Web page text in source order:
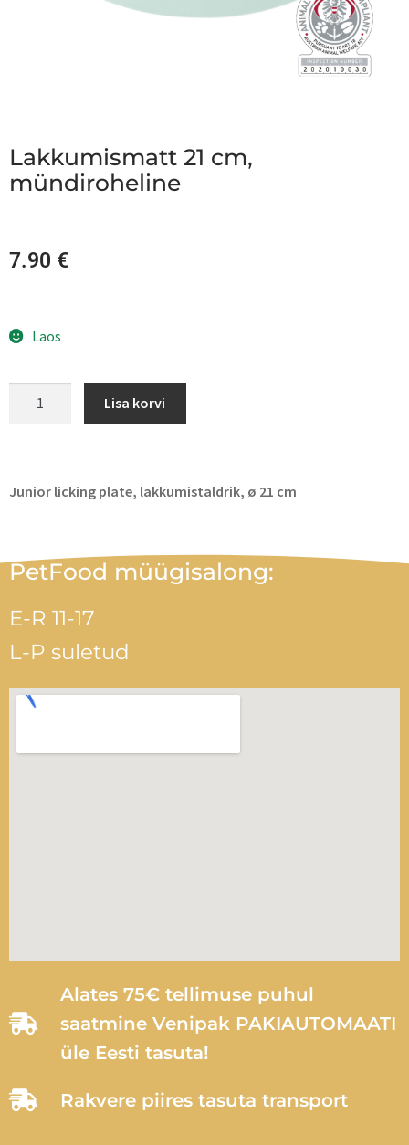
Lakkumismatt 21 cm,
mündiroheline
7.90 €
Laos
Lisa korvi
Junior licking plate, lakkumistaldrik, ø 21 cm
PetFood müügisalong:
E-R 11-17
L-P suletud
Alates 75€ tellimuse puhul
saatmine Venipak PAKIAUTOMAATI
üle Eesti tasuta!
Rakvere piires tasuta transport